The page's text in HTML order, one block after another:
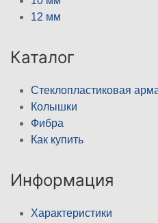
12 мм
Каталог
Стеклопластиковая
Колышки
Фибра
Как купить
Информация
Характеристики